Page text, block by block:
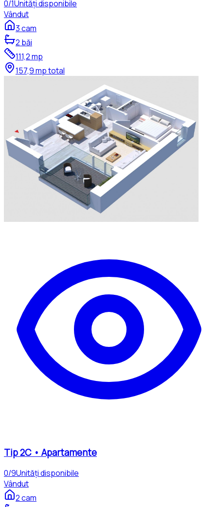
0/1Unități disponibile
Vândut
3cam
2 băi
111,2mp
157,9mp total
Tip2C • Apartamente
0/9Unități disponibile
Vândut
2cam